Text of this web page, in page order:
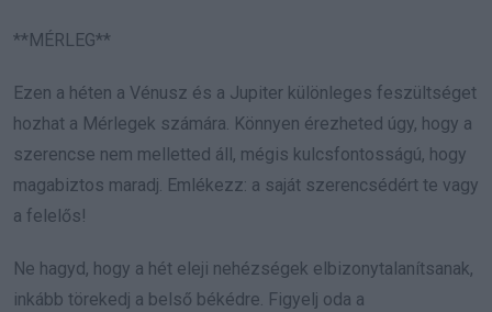
**MÉRLEG**
Ezen a héten a Vénusz és a Jupiter különleges feszültséget
hozhat a Mérlegek számára. Könnyen érezheted úgy, hogy a
szerencse nem melletted áll, mégis kulcsfontosságú, hogy
magabiztos maradj. Emlékezz: a saját szerencsédért te vagy
a felelős!
Ne hagyd, hogy a hét eleji nehézségek elbizonytalanítsanak,
inkább törekedj a belső békédre. Figyelj oda a